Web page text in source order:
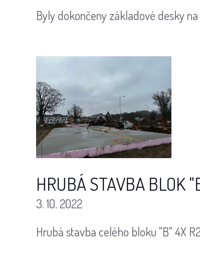
Byly dokončeny základové desky
HRUBÁ STAVBA BLOK
3. 10. 2022
Hrubá stavba celého bloku "B" 4X